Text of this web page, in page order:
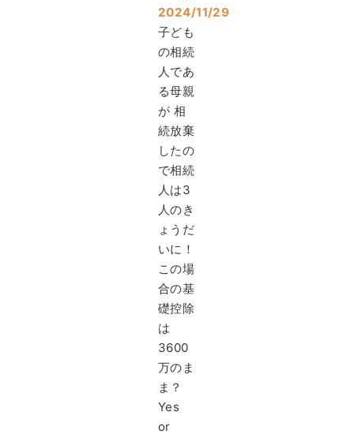
2024/11/29
子ども
の相続
人であ
る母親
が 相
続放棄
したの
で相続
人は3
人のき
ょうだ
いに！
この場
合の基
礎控除
は
3600
万のま
ま？
Yes
or